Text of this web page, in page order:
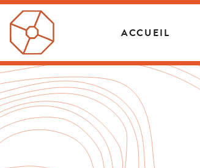
ACCUEIL